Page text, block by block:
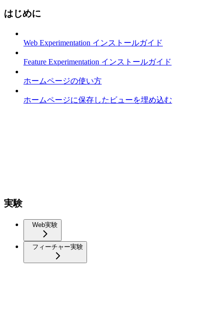
はじめに
Web Experimentation インストールガイド
Feature Experimentation インストールガイド
ホームページの使い方
ホームページに保存したビューを埋め込む
実験
Web実験
フィーチャー実験